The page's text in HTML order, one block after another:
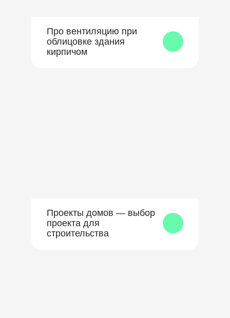
Про вентиляцию при
облицовке здания
кирпичом
Проекты домов — выбор
проекта для
строительства